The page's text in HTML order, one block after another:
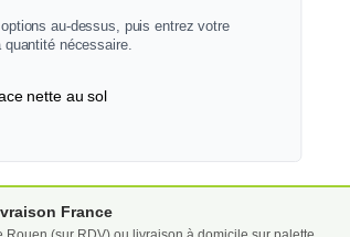
au-dessus, puis entrez votre
quantité nécessaire.
nette au sol
France